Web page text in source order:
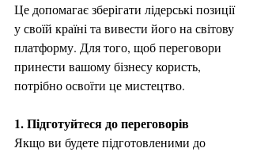
Це допомагає зберігати лідерські позиції
у своїй країні та вивести його на світову
платформу. Для того, щоб переговори
принести вашому бізнесу користь,
потрібно освоїти це мистецтво.
1. Підготуйтеся до переговорів
Якщо ви будете підготовленими до